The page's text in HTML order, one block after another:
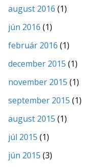
august 2016 (1)
jún 2016 (1)
február 2016 (1)
december 2015 (1)
november 2015 (1)
september 2015 (1)
august 2015 (1)
júl 2015 (1)
jún 2015 (3)